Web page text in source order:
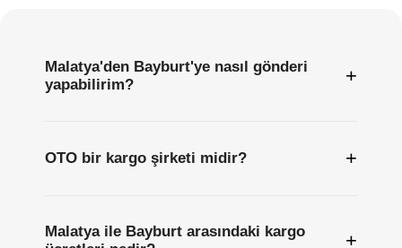
Malatya'den Bayburt'ye nasıl gönderi
yapabilirim?
+
OTO bir kargo şirketi midir? +
Malatya ile Bayburt arasındaki kargo
+